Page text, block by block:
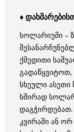
♦
სოლარიუმი –
ქმედითი
გადაწყვიტოთ,
სხეული ასეთი
ხშირად
დაგჭირდებათ.
კვირაში ან